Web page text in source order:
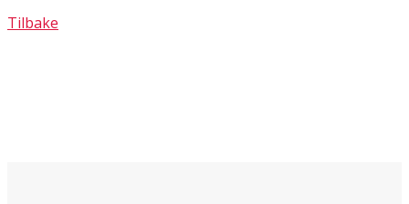
Tilbake